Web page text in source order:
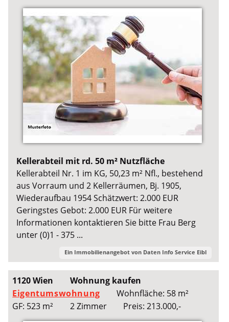
Kellerabteil mit rd. 50 m² Nutzfläche
Kellerabteil Nr. 1 im KG, 50,23 m² Nfl., bestehend
aus Vorraum und 2 Kellerräumen, Bj. 1905,
Wiederaufbau 1954 Schätzwert: 2.000 EUR
Geringstes Gebot: 2.000 EUR Für weitere
Informationen kontaktieren Sie bitte Frau Berg
unter (0)1 - 375 ...
Ein Immobilienangebot von Daten Info Service Eibl
1120 Wien
Wohnung kaufen
Eigentumswohnung
Wohnfläche: 58 m²
GF: 523 m²
2 Zimmer Preis: 213.000,-